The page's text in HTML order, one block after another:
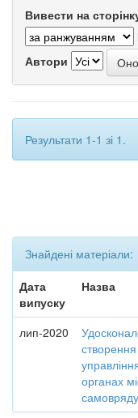
Вивести на
Автори
Результати 1-1 зі 1.
Знайдені матеріали:
Дата
випуску
Назва
лип-2020
органах